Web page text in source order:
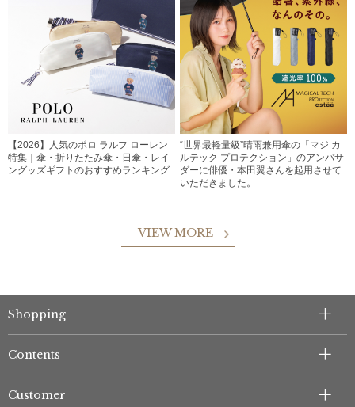
【2026】人気のポロ ラルフ ローレン
特集｜傘・折りたたみ傘・日傘・レイ
ングッズギフトのおすすめランキング
“世界最軽量級”晴雨兼用傘の「マジ カ
ルテック プロテクション」のアンバサ
ダーに俳優・本田翼さんを起用させて
いただきました。
VIEW MORE
Shopping
Contents
Customer